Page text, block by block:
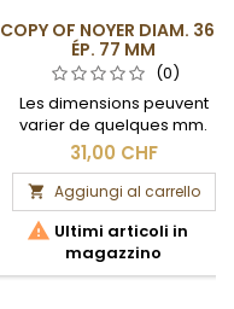
COPY OF NOYER DIAM. 360
ÉP. 77 MM
(0)
Les dimensions peuvent
varier de quelques mm.
Section brute.
31,00 CHF
 Aggiungi al carrello
 Ultimi articoli in
magazzino